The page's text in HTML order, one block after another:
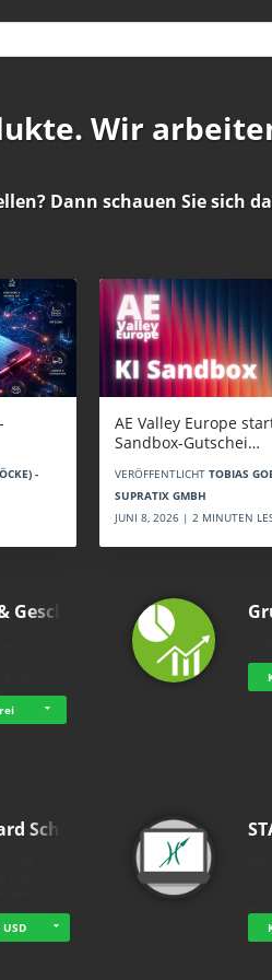
Wir
Dann schauen Sie sich
-
AE Valley Europe
Sandbox-Gutschei…
VERÖFFENTLICHT TOBIAS
SUPRATIX GMBH
JUNI 8, 2026 | 2 MINUTEN
Geschi…
Schl…